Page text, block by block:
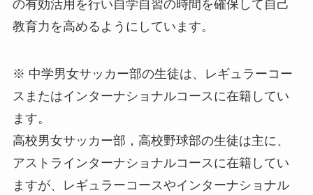
の有効活用を行い自学自習の時間を確保して自己
教育力を高めるようにしています。
※ 中学男女サッカー部の生徒は、レギュラーコー
スまたはインターナショナルコースに在籍してい
ます。
高校男女サッカー部，高校野球部の生徒は主に、
アストラインターナショナルコースに在籍してい
ますが、レギュラーコースやインターナショナル